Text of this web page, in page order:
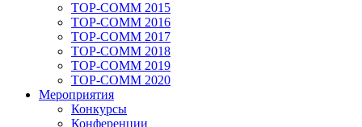
TOP-COMM 2015
TOP-COMM 2016
TOP-COMM 2017
TOP-COMM 2018
TOP-COMM 2019
TOP-COMM 2020
Мероприятия
Конкурсы
Конференции